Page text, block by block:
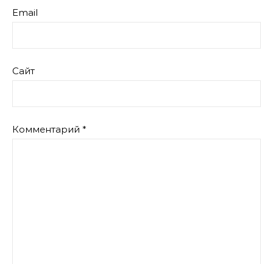
Email
Сайт
Комментарий *